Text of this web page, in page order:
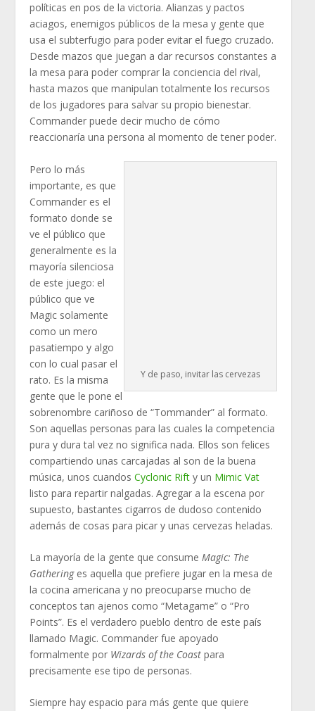
políticas en pos de la victoria. Alianzas y pactos
aciagos, enemigos públicos de la mesa y gente que
usa el subterfugio para poder evitar el fuego cruzado.
Desde mazos que juegan a dar recursos constantes a
la mesa para poder comprar la conciencia del rival,
hasta mazos que manipulan totalmente los recursos
de los jugadores para salvar su propio bienestar.
Commander puede decir mucho de cómo
reaccionaría una persona al momento de tener poder.
Y de paso, invitar las cervezas
Pero lo más
importante, es que
Commander es el
formato donde se
ve el público que
generalmente es la
mayoría silenciosa
de este juego: el
público que ve
Magic solamente
como un mero
pasatiempo y algo
con lo cual pasar el
rato. Es la misma
gente que le pone el
sobrenombre cariñoso de “Tommander” al formato.
Son aquellas personas para las cuales la competencia
pura y dura tal vez no significa nada. Ellos son felices
compartiendo unas carcajadas al son de la buena
música, unos cuandosCyclonic Rift y un Mimic Vat
listo para repartir nalgadas. Agregar a la escena por
supuesto, bastantes cigarros de dudoso contenido
además de cosas para picar y unas cervezas heladas.
La mayoría de la gente que consumeMagic: The
Gatheringes aquella que prefiere jugar en la mesa de
la cocina americana y no preocuparse mucho de
conceptos tan ajenos como “Metagame” o “Pro
Points”. Es el verdadero pueblo dentro de este país
llamado Magic. Commander fue apoyado
formalmente por Wizards of the Coast para
precisamente ese tipo de personas.
Siempre hay espacio para más gente que quiere